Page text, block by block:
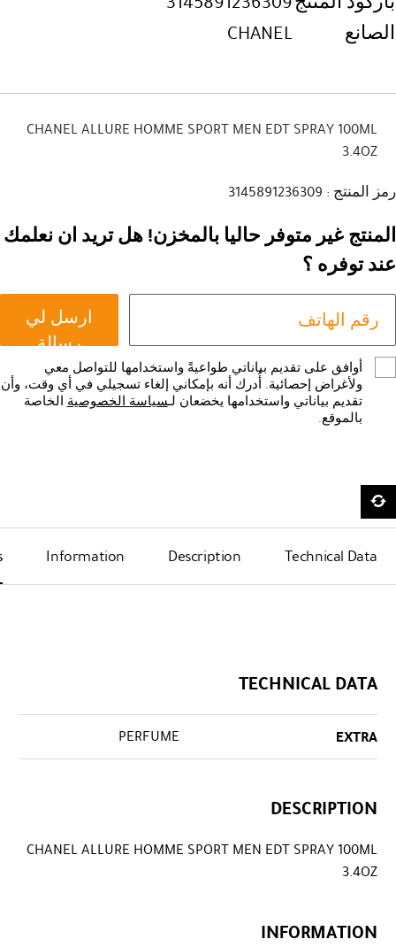
الصانع
CHANEL
CHANEL ALLURE HOMME SPORT MEN EDT SPRAY 100ML
3.4OZ
رمز المنتج : 3145891236309
المنتج غير متوفر حاليا بالمخزن! هل تريد ان نعلمك
عند توفره ؟
ارسل لي
رسالة
أوافق على تقديم بياناتي طواعيةً واستخدامها للتواصل معي
ولأغراض إحصائية. أُدرك أنه بإمكاني إلغاء تسجيلي في أي وقت، وأن
تقديم بياناتي واستخدامها يخضعان لـسياسة الخصوصية الخاصة
بالموقع.
Technical Data
Description
Information
TECHNICAL DATA
EXTRA
PERFUME
DESCRIPTION
CHANEL ALLURE HOMME SPORT MEN EDT SPRAY 100ML
3.4OZ
INFORMATION